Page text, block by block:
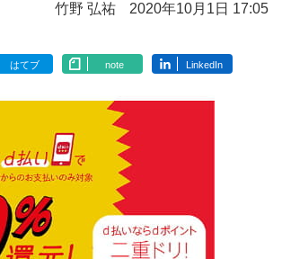
竹野 弘祐 2020年10月1日 17:05
はてブ note LinkedIn